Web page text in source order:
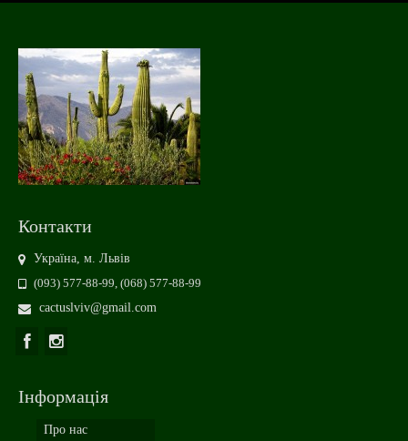
Контакти
Україна, м. Львів
(093) 577-88-99, (068) 577-88-99
cactuslviv@gmail.com
Інформація
Про нас